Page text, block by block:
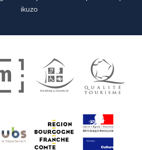
ikuzo